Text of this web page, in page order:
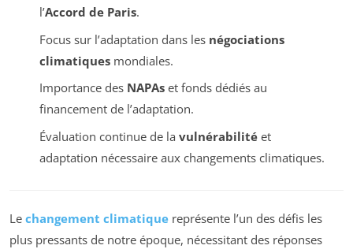
l’Accord de Paris.
Focus sur l’adaptation dans les négociations
climatiquesmondiales.
Importance des NAPAset fonds dédiés au
financement de l’adaptation.
Évaluation continue de la vulnérabilitéet
adaptation nécessaire aux changements climatiques.
Le changement climatique représente l’un des défis les
plus pressants de notre époque, nécessitant des réponses